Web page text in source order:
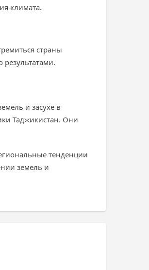
климата.
страны
и засухе в
Таджикистан. Они
тенденции
земель и